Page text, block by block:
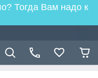
Тогда Вам надо к